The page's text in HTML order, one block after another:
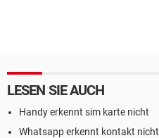
LESEN SIE AUCH
Handy erkennt sim karte nicht
Whatsapp erkennt kontakt nicht